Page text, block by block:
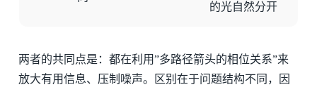
的光自然分开
两者的共同点是：都在利用”多路径箭头的相位关系”来
放大有用信息、压制噪声。区别在于问题结构不同，因